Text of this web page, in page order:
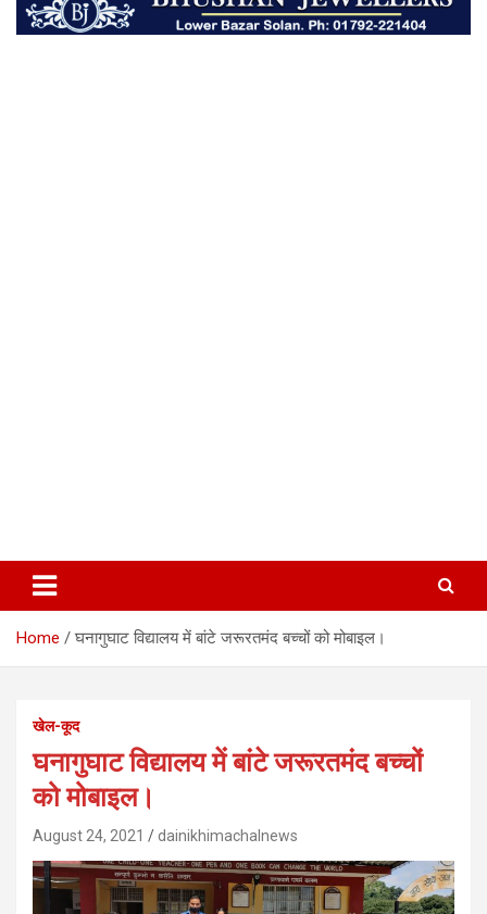
Home घनागुघाट विद्यालय में बांटे जरूरतमंद बच्चों को मोबाइल।
खेल-कूद
घनागुघाट विद्यालय में बांटे जरूरतमंद बच्चों
को मोबाइल।
August 24, 2021 dainikhimachalnews